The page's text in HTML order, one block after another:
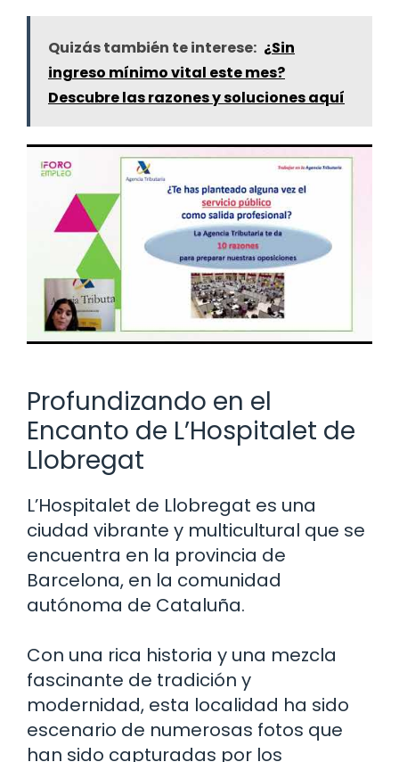
Quizás también te interese: ¿Sin
ingreso mínimo vital este mes?
Descubre las razones y soluciones aquí
Profundizando en el
Encanto de L’Hospitalet de
Llobregat
L’Hospitalet de Llobregat es una
ciudad vibrante y multicultural que se
encuentra en la provincia de
Barcelona, en la comunidad
autónoma de Cataluña.
Con una rica historia y una mezcla
fascinante de tradición y
modernidad, esta localidad ha sido
escenario de numerosas fotos que
han sido capturadas por los